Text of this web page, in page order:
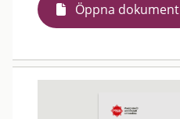
Öppna dokument